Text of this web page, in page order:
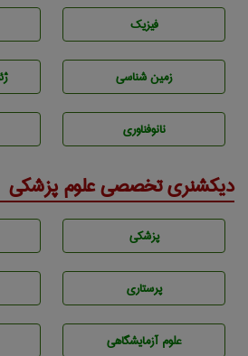
فیزیک
زمين شناسی
نانوفناوری
دیکشنری تخصصی علوم پزشکی
پزشكی
پرستاری
علوم آزمايشگاهی